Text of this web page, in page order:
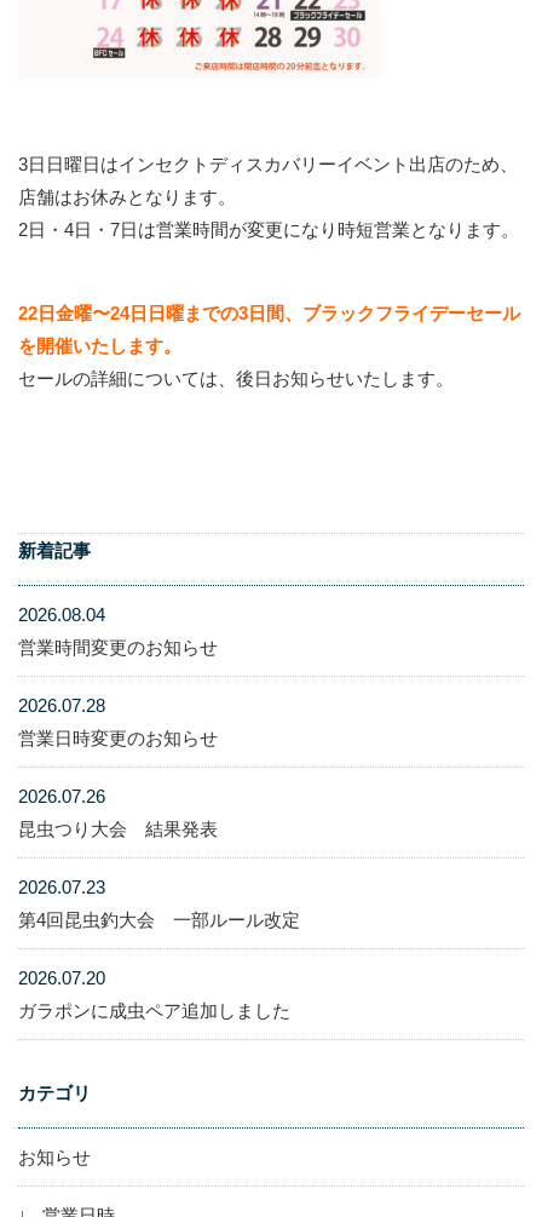
新着記事
2026.08.04
営業時間変更のお知らせ
2026.07.28
営業日時変更のお知らせ
2026.07.26
昆虫つり大会 結果発表
2026.07.23
第4回昆虫釣大会 一部ルール改定
2026.07.20
ガラポンに成虫ペア追加しました
カテゴリ
お知らせ
3日日曜日はインセクトディスカバリーイベント出店のため、
店舗はお休みとなります。
2日・4日・7日は営業時間が変更になり時短営業となります。
22日金曜〜24日日曜までの3日間、ブラックフライデーセール
を開催いたします。
セールの詳細については、後日お知らせいたします。